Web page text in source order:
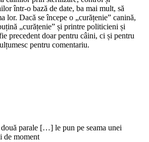
într-o bază de date, ba mai mult, să
lor. Dacă se începe o „curățenie” canină,
„curățenie” și printre politicieni și
precedent doar pentru câini, ci și pentru
pentru comentariu.
parale […] le pun pe seama unei
de moment